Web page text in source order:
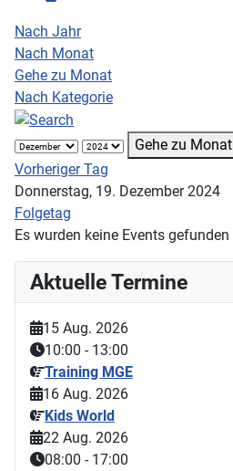
Nach Jahr
Nach Monat
Gehe zu Monat
Nach Kategorie
Gehe zu Monat
Vorheriger Tag
Donnerstag, 19. Dezember 2024
Folgetag
Es wurden keine Events gefunden
Aktuelle Termine
15 Aug. 2026
10:00 - 13:00
Training MGE
16 Aug. 2026
Kids World
22 Aug. 2026
08:00 - 17:00